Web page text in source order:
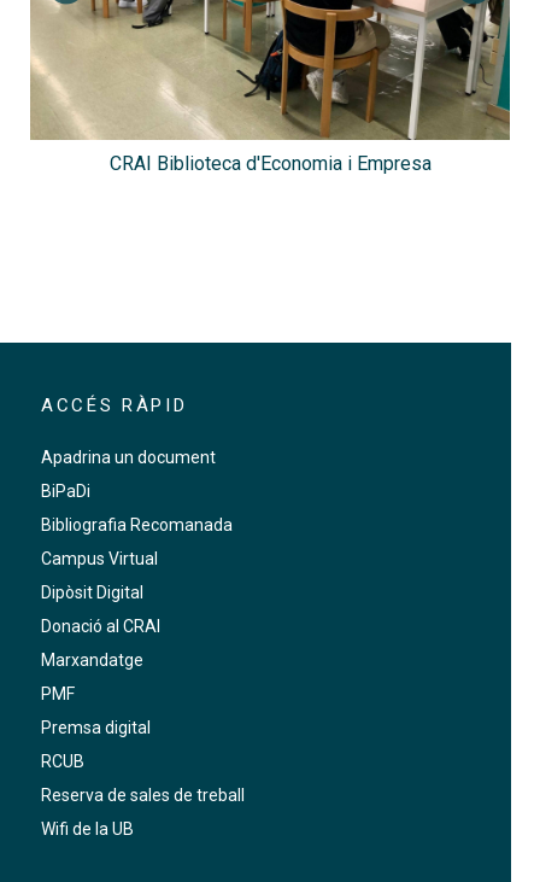
CRAI Biblioteca d'Economia i Empresa
ACCÉS RÀPID
Apadrina un document
BiPaDi
Bibliografia Recomanada
Campus Virtual
Dipòsit Digital
Donació al CRAI
Marxandatge
PMF
Premsa digital
RCUB
Reserva de sales de treball
Wifi de la UB